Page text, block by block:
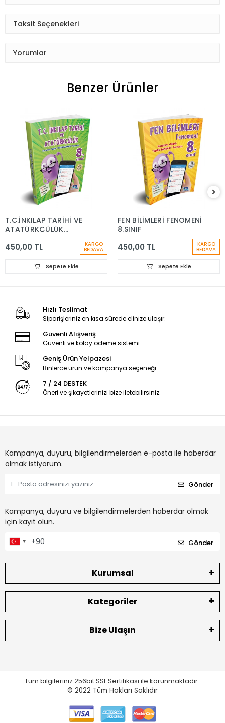
Taksit Seçenekleri
Yorumlar
Benzer Ürünler
T.C.İNKILAP TARİHİ VE
ATATÜRKÇÜLÜK
450,00 TL KARGO
BEDAVA
Sepete Ekle
FEN BİLİMLERİ FENOMENİ
8.SINIF
450,00 TL KARGO
BEDAVA
Sepete Ekle
Hızlı Teslimat
Siparişleriniz en kısa sürede elinize ulaşır.
Güvenli Alışveriş
Güvenli ve kolay ödeme sistemi
Geniş Ürün Yelpazesi
Binlerce ürün ve kampanya seçeneği
7 / 24 DESTEK
Öneri ve şikayetlerinizi bize iletebilirsiniz.
Kampanya, duyuru, bilgilendirmelerden e-posta ile haberdar
olmak istiyorum.
Gönder
Kampanya, duyuru ve bilgilendirmelerden haberdar olmak
için kayıt olun.
Gönder
Kurumsal
Kategoriler
Bize Ulaşın
Tüm bilgileriniz 256bit SSL Sertifikası ile korunmaktadır.
© 2022 Tüm Hakları Saklıdır